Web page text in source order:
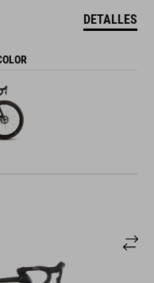
DETALLES